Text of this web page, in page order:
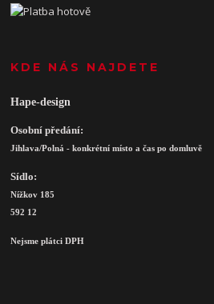
KDE NÁS NAJDETE
Hape-design
Osobní předání:
Jihlava/Polná - konkrétní místo a čas po domluvě
Sídlo:
Nížkov 185
592 12
Nejsme plátci DPH